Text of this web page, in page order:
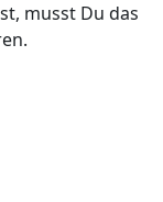
musst Du das